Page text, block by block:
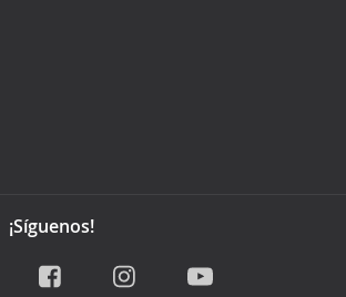
¡Síguenos!